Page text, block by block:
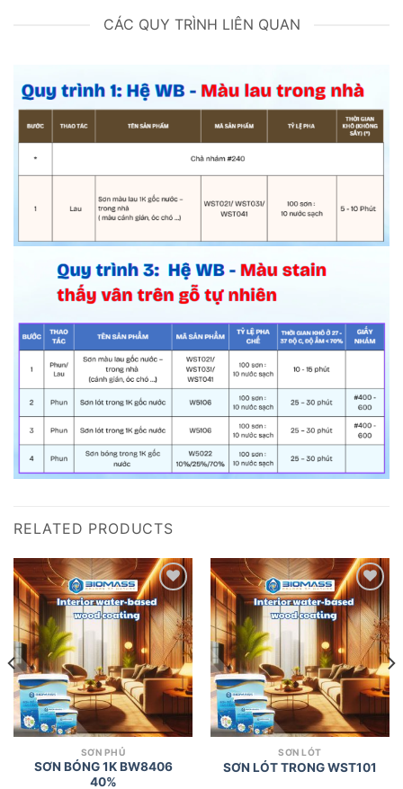
CÁC QUY TRÌNH LIÊN QUAN
RELATED PRODUCTS
Add to
wishlist
SƠN PHỦ
SƠN BÓNG 1K BW8406
40%
Add to
wishlist
SƠN LÓT
SƠN LÓT TRONG WST101